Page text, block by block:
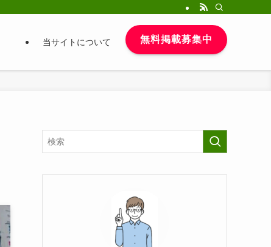
当サイトについて 無料掲載募集中